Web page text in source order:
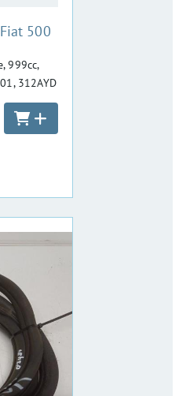
:Fiat 500
999cc,
312AYD